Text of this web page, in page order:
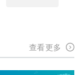
查看更多